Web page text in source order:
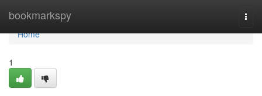
bookmarkspy
Home
Home
1